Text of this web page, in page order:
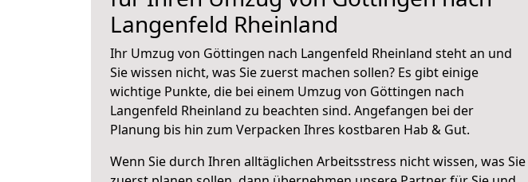
Langenfeld Rheinland
Ihr Umzug von Göttingen nach Langenfeld Rheinland steht an und
Sie wissen nicht, was Sie zuerst machen sollen? Es gibt einige
wichtige Punkte, die bei einem Umzug von Göttingen nach
Langenfeld Rheinland zu beachten sind. Angefangen bei der
Planung bis hin zum Verpacken Ihres kostbaren Hab & Gut.
Wenn Sie durch Ihren alltäglichen Arbeitsstress nicht wissen, was Sie